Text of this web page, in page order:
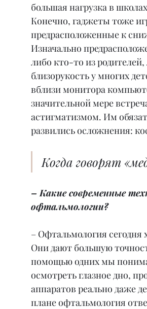
большая нагрузка в
Конечно, гаджеты тоже
предрасположенные к
Изначально
либо кто-то из
близорукость у многих
вблизи монитора
значительной мере
астигматизмом. Им
развились осложнения:
Когда говорят
– Какие современные
офтальмологии?
– Офтальмология
Они дают большую
помощью одних мы
осмотреть глазное дно,
аппаратов реально даже
плане офтальмология